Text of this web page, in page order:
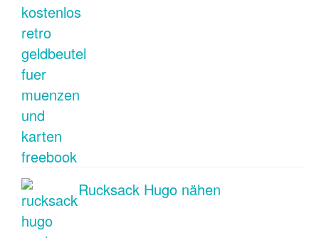
Rucksack Hugo nähen